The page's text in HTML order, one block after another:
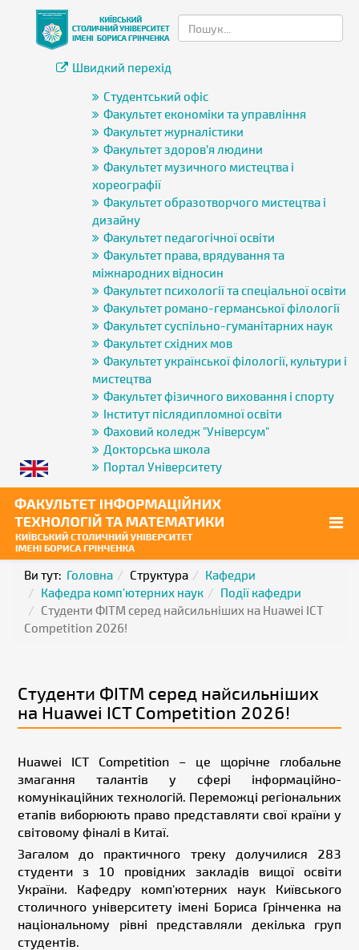
Швидкий перехід
Студентський офіс
Факультет економіки та управління
Факультет журналістики
Факультет здоров’я людини
Факультет музичного мистецтва і
хореографії
Факультет образотворчого мистецтва і
дизайну
Факультет педагогічної освіти
Факультет права, врядування та
міжнародних відносин
Факультет психології та спеціальної освіти
Факультет романо-германської філології
Факультет суспільно-гуманітарних наук
Факультет східних мов
Факультет української філології, культури і
мистецтва
Факультет фізичного виховання і спорту
Інститут післядипломної освіти
Фаховий коледж "Універсум"
Докторська школа
Портал Університету
Ви тут: Головна Структура
Кафедри
Кафедра комп'ютерних наук
Події кафедри
Студенти ФІТМ серед найсильніших на Huawei ICT
Competition 2026!
Студенти ФІТМ серед найсильніших
на Huawei ICT Competition 2026!
Huawei ICT Competition – це щорічне глобальне
змагання талантів у сфері інформаційно-
комунікаційних технологій. Переможці регіональних
етапів виборюють право представляти свої країни у
світовому фіналі в Китаї.
Загалом до практичного треку долучилися 283
студенти з 10 провідних закладів вищої освіти
України. Кафедру комп'ютерних наук Київського
столичного університету імені Бориса Грінченка на
національному рівні представляли декілька груп
студентів.